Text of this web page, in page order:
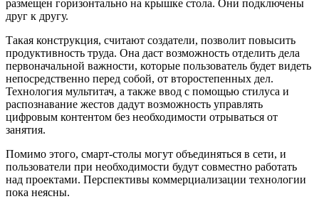
размещен горизонтально на крышке стола. Они подключены
друг к другу.
Такая конструкция, считают создатели, позволит повысить
продуктивность труда. Она даст возможность отделить дела
первоначальной важности, которые пользователь будет видеть
непосредственно перед собой, от второстепенных дел.
Технология мультитач, а также ввод с помощью стилуса и
распознавание жестов дадут возможность управлять
цифровым контентом без необходимости отрываться от
занятия.
Помимо этого, смарт-столы могут объединяться в сети, и
пользователи при необходимости будут совместно работать
над проектами. Перспективы коммерциализации технологии
пока неясны.